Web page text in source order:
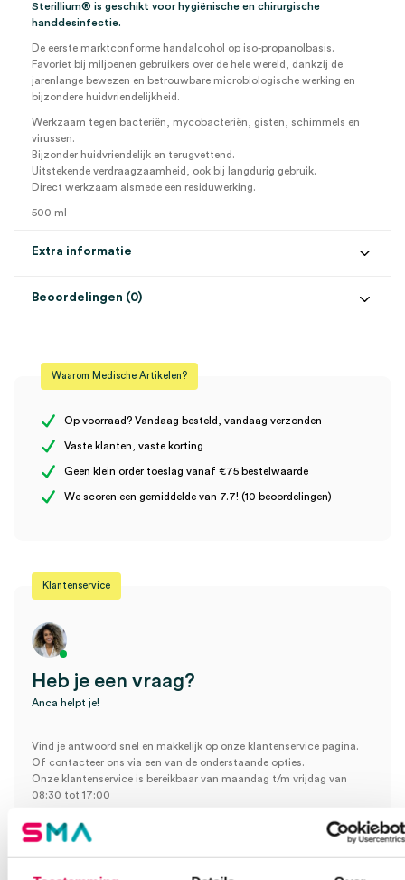
Sterillium® is geschikt voor hygiënische en chirurgische
handdesinfectie.
De eerste marktconforme handalcohol op iso-propanolbasis.
Favoriet bij miljoenen gebruikers over de hele wereld, dankzij de
jarenlange bewezen en betrouwbare microbiologische werking en
bijzondere huidvriendelijkheid.
Werkzaam tegen bacteriën, mycobacteriën, gisten, schimmels en
virussen.
Bijzonder huidvriendelijk en terugvettend.
Uitstekende verdraagzaamheid, ook bij langdurig gebruik.
Direct werkzaam alsmede een residuwerking.
500 ml
Extra informatie
Volume 500 ml
Beoordelingen (0)
Er zijn nog geen beoordelingen.
(1)” te beoordelen
Waarom Medische Artikelen?
Op voorraad? Vandaag besteld, vandaag verzonden
Vaste klanten, vaste korting
Geen klein order toeslag vanaf €75 bestelwaarde
We scoren een gemiddelde van 7.7! (10 beoordelingen)
Klantenservice
Heb je een vraag?
Anca helpt je!
Vind je antwoord snel en makkelijk op onze klantenservice pagina.
Of contacteer ons via een van de onderstaande opties.
Onze klantenservice is bereikbaar van maandag t/m vrijdag van
08:30 tot 17:00
Bel Anca